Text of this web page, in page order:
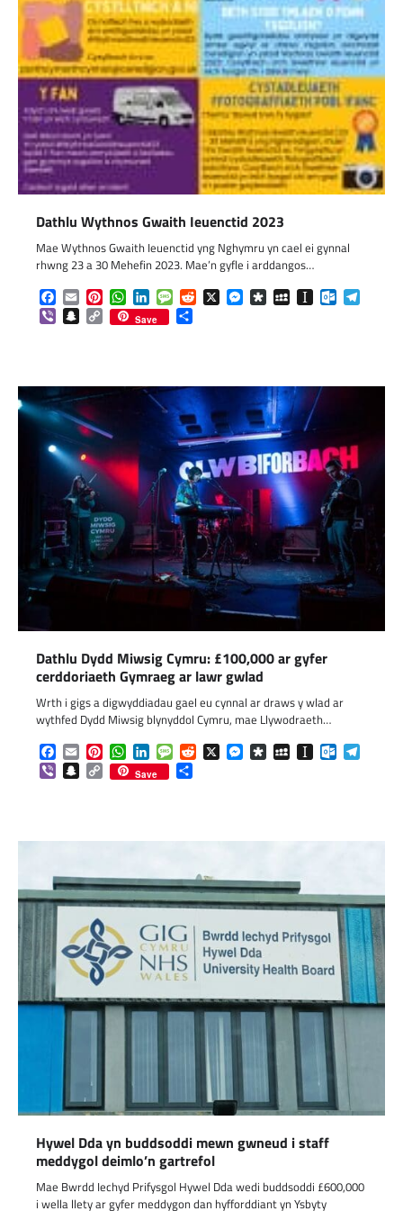
Dathlu Wythnos Gwaith Ieuenctid 2023
Mae Wythnos Gwaith Ieuenctid yng Nghymru yn cael ei gynnal
rhwng 23 a 30 Mehefin 2023. Mae’n gyfle i arddangos…
Facebook
EmailPinterestWhatsApp
LinkedInMessageReddit
X Messenger
DiasporaMySpaceInstapaper
ViberSnapchat
Copy
Link
Save
Dathlu Dydd Miwsig Cymru: £100,000 ar gyfer
cerddoriaeth Gymraeg ar lawr gwlad
Wrth i gigs a digwyddiadau gael eu cynnal ar draws y wlad ar
wythfed Dydd Miwsig blynyddol Cymru, mae Llywodraeth…
Facebook
EmailPinterestWhatsApp
LinkedInMessageReddit
X Messenger
DiasporaMySpaceInstapaper
ViberSnapchat
Copy
Link
Save
Hywel Dda yn buddsoddi mewn gwneud i staff
meddygol deimlo’n gartrefol
Mae Bwrdd Iechyd Prifysgol Hywel Dda wedi buddsoddi £600,000
i wella llety ar gyfer meddygon dan hyfforddiant yn Ysbyty